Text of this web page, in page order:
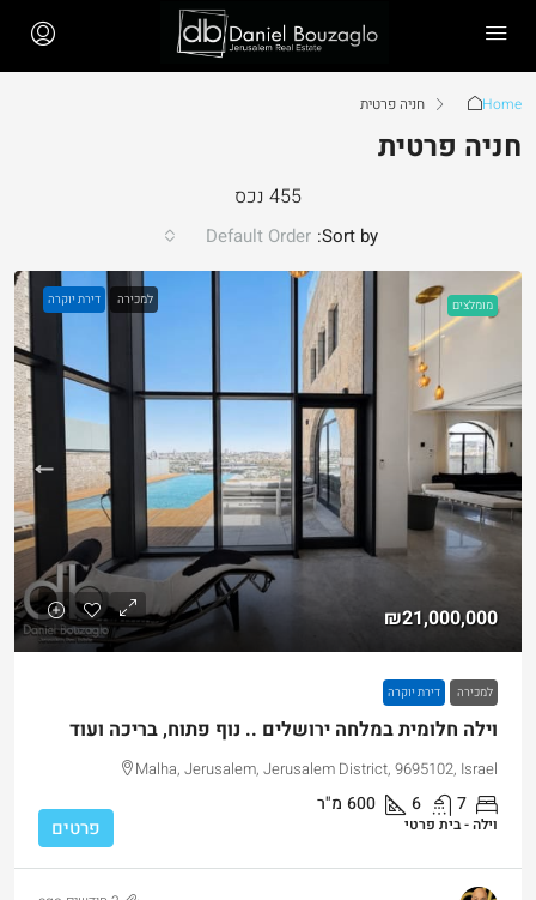
Home חניה פרטית
חניה פרטית
455 נכס
Sort by:
Default Order
מומלצים למכירה דירת יוקרה
₪21,000,000
למכירה דירת יוקרה
וילה חלומית במלחה ירושלים .. נוף פתוח, בריכה ועוד
Malha, Jerusalem, Jerusalem District, 9695102, Israel
7
6
600 מ"ר
וילה - בית פרטי פרטים